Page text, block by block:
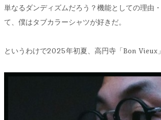
単なるダンディズムだろう？機能としての理由
て、僕はタブカラーシャツが好きだ。
というわけで2025年初夏、高円寺「Bon Vieux